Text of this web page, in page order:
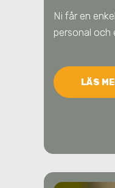
Ni får en
personal och
LÄS